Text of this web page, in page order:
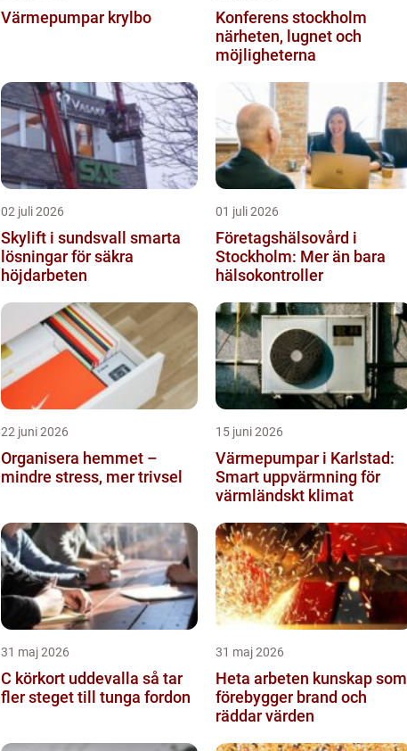
Värmepumpar krylbo
Konferens stockholm
närheten, lugnet och
möjligheterna
02 juli 2026
Skylift i sundsvall smarta
lösningar för säkra
höjdarbeten
01 juli 2026
Företagshälsovård i
Stockholm: Mer än bara
hälsokontroller
22 juni 2026
Organisera hemmet –
mindre stress, mer trivsel
15 juni 2026
Värmepumpar i Karlstad:
Smart uppvärmning för
värmländskt klimat
31 maj 2026
C körkort uddevalla så tar
fler steget till tunga fordon
31 maj 2026
Heta arbeten kunskap som
förebygger brand och
räddar värden